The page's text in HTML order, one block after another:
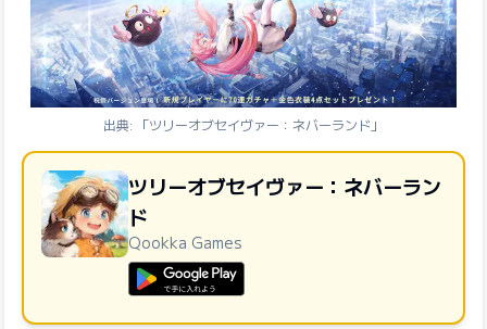
出典: 「ツリーオブセイヴァー：ネバーランド」
ツリーオブセイヴァー：ネバーラン
ド
Qookka Games